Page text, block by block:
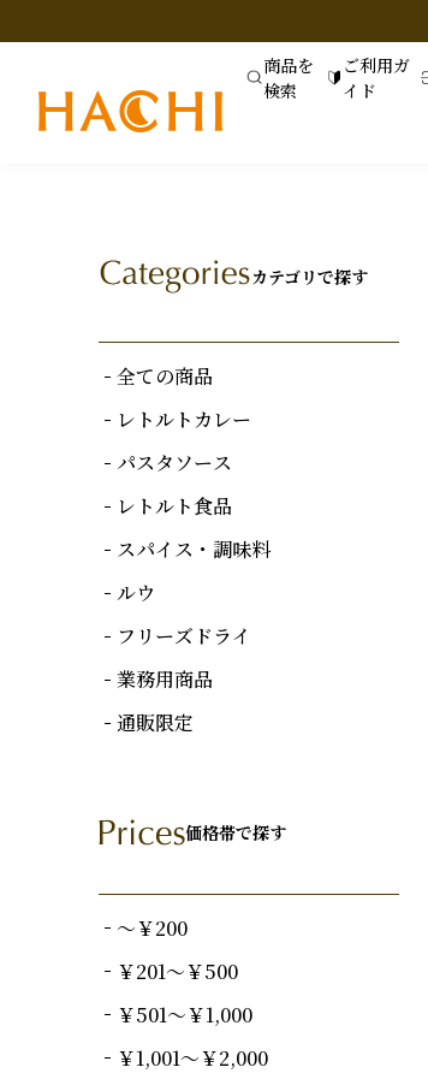
商品を
検索
ご利用ガ
イド
カテゴリで探す
全ての商品
レトルトカレー
パスタソース
レトルト食品
スパイス・調味料
ルウ
フリーズドライ
業務用商品
通販限定
価格帯で探す
～￥200
￥201～￥500
￥501～￥1,000
￥1,001～￥2,000